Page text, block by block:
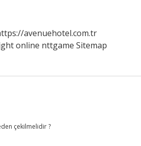
avenuehotel.com.tr
online nttgame Sitemap
çekilmelidir ?